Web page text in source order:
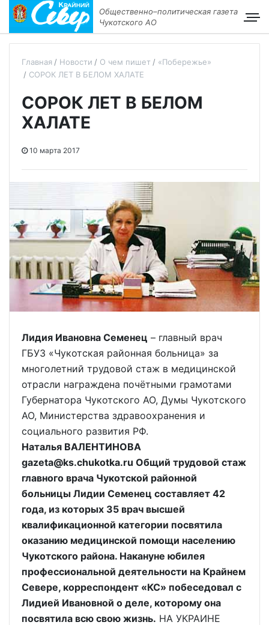
Общественно–политическая газета
Чукотского АО
Главная Новости О чем пишет
«Побережье»
СОРОК ЛЕТ В БЕЛОМ ХАЛАТЕ
СОРОК ЛЕТ В БЕЛОМ
ХАЛАТЕ
10 марта 2017
Лидия Ивановна Семенец – главный врач
ГБУЗ «Чукотская районная больница» за
многолетний трудовой стаж в медицинской
отрасли награждена почётными грамотами
Губернатора Чукотского АО, Думы Чукотского
АО, Министерства здравоохранения и
социального развития РФ.
Наталья ВАЛЕНТИНОВА
gazeta@ks.chukotka.ru Общий трудовой стаж
главного врача Чукотской районной
больницы Лидии Семенец составляет 42
года, из которых 35 врач высшей
квалификационной категории посвятила
оказанию медицинской помощи населению
Чукотского района. Накануне юбилея
профессиональной деятельности на Крайнем
Севере, корреспондент «КС» побеседовал с
Лидией Ивановной о деле, которому она
посвятила всю свою жизнь. НА УКРАИНЕ